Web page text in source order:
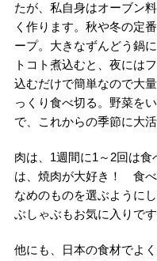
たが、私自身はオーブン
く作ります。秋や冬の定
ープ。大きなずんどう鍋
トコト煮込むと、夜には
込むだけで簡単なので大
っくり食べ切る。野菜を
で、これからの季節に大
肉は、1週間に1～2回は
は、焼肉が大好き！ 食
なめのものを選ぶように
ぶしゃぶもお気に入りです
他にも、日本の食材でよ